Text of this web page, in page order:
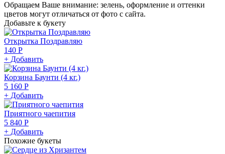
Обращаем Ваше внимание: зелень, оформление и оттенки
цветов могут отличаться от фото с сайта.
Добавьте к букету
Открытка Поздравляю
140 Р
+ Добавить
Корзина Баунти (4 кг.)
5 160 Р
+ Добавить
Приятного чаепития
5 840 Р
+ Добавить
Похожие букеты